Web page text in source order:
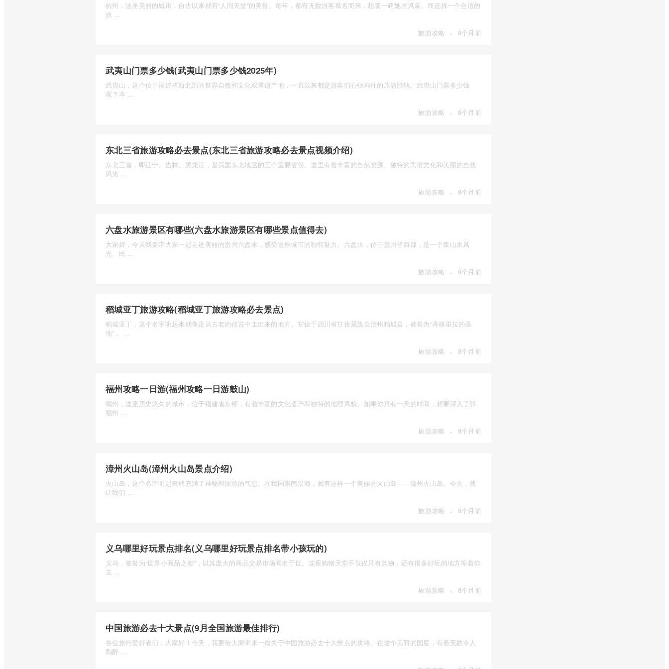
杭州，这座美丽的城市，自古以来就有“人间天堂”的美誉。每年，都有无数游客慕名而来，想要一睹她的风采。而选择一个合适的
旅 ...
旅游攻略
· 8个月前
武夷山门票多少钱(武夷山门票多少钱2025年)
武夷山，这个位于福建省西北部的世界自然和文化双重遗产地，一直以来都是游客们心驰神往的旅游胜地。武夷山门票多少钱
呢？本 ...
旅游攻略
· 8个月前
东北三省旅游攻略必去景点(东北三省旅游攻略必去景点视频介绍)
东北三省，即辽宁、吉林、黑龙江，是我国东北地区的三个重要省份。这里有着丰富的自然资源、独特的民俗文化和美丽的自然
风光 ...
旅游攻略
· 8个月前
六盘水旅游景区有哪些(六盘水旅游景区有哪些景点值得去)
大家好，今天我要带大家一起走进美丽的贵州六盘水，感受这座城市的独特魅力。六盘水，位于贵州省西部，是一个集山水风
光、民 ...
旅游攻略
· 8个月前
稻城亚丁旅游攻略(稻城亚丁旅游攻略必去景点)
稻城亚丁，这个名字听起来就像是从古老的传说中走出来的地方。它位于四川省甘孜藏族自治州稻城县，被誉为“香格里拉的圣
地”， ...
旅游攻略
· 8个月前
福州攻略一日游(福州攻略一日游鼓山)
福州，这座历史悠久的城市，位于福建省东部，有着丰富的文化遗产和独特的地理风貌。如果你只有一天的时间，想要深入了解
福州 ...
旅游攻略
· 8个月前
漳州火山岛(漳州火山岛景点介绍)
火山岛，这个名字听起来就充满了神秘和探险的气息。在我国东南沿海，就有这样一个美丽的火山岛——漳州火山岛。今天，就
让我们 ...
旅游攻略
· 8个月前
义乌哪里好玩景点排名(义乌哪里好玩景点排名带小孩玩的)
义乌，被誉为“世界小商品之都”，以其庞大的商品交易市场闻名于世。这座购物天堂不仅仅只有购物，还有很多好玩的地方等着你
去 ...
旅游攻略
· 8个月前
中国旅游必去十大景点(9月全国旅游最佳排行)
各位旅行爱好者们，大家好！今天，我要给大家带来一篇关于中国旅游必去十大景点的攻略。在这个美丽的国度，有着无数令人
陶醉 ...